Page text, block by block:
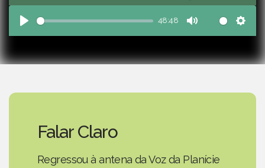
Play
48:48
Mute
Falar Claro
Regressou à antena da Voz da Planície